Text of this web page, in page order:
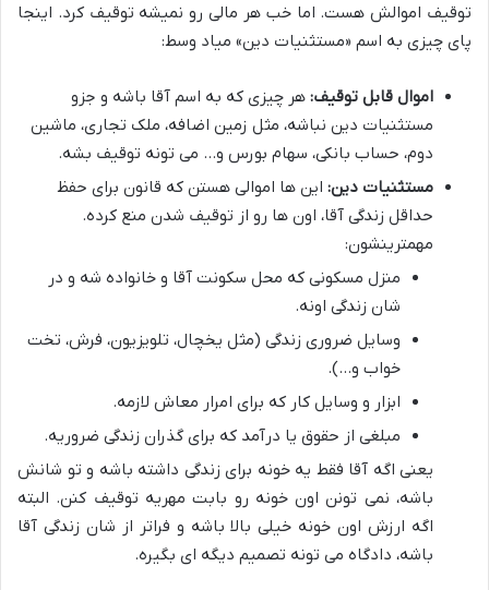
توقیف اموالش هست. اما خب هر مالی رو نمیشه توقیف کرد. اینجا
پای چیزی به اسم «مستثنیات دین» میاد وسط:
اموال قابل توقیف: هر چیزی که به اسم آقا باشه و جزو
مستثنیات دین نباشه، مثل زمین اضافه، ملک تجاری، ماشین
دوم، حساب بانکی، سهام بورس و… می تونه توقیف بشه.
مستثنیات دین: این ها اموالی هستن که قانون برای حفظ
حداقل زندگی آقا، اون ها رو از توقیف شدن منع کرده.
مهمترینشون:
منزل مسکونی که محل سکونت آقا و خانواده شه و در
شان زندگی اونه.
وسایل ضروری زندگی (مثل یخچال، تلویزیون، فرش، تخت
خواب و…).
ابزار و وسایل کار که برای امرار معاش لازمه.
مبلغی از حقوق یا درآمد که برای گذران زندگی ضروریه.
یعنی اگه آقا فقط یه خونه برای زندگی داشته باشه و تو شانش
باشه، نمی تونن اون خونه رو بابت مهریه توقیف کنن. البته
اگه ارزش اون خونه خیلی بالا باشه و فراتر از شان زندگی آقا
باشه، دادگاه می تونه تصمیم دیگه ای بگیره.